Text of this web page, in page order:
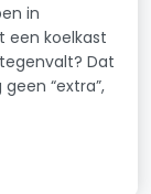
in
een koelkast
Dat
“extra”,